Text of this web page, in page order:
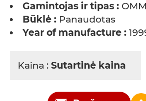
Gamintojas ir tipas :
Būklė : Panaudotas
Year of manufacture :
Kaina : Sutartinė kaina